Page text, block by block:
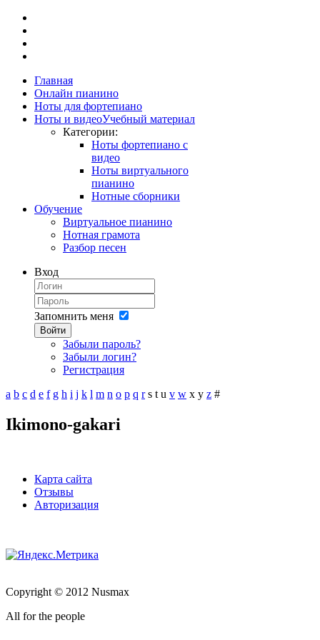
Главная
Онлайн пианино
Ноты для фортепиано
Ноты и видеоУчебный материал
Категории:
Ноты фортепиано с
видео
Ноты виртуального
пианино
Нотные сборники
Обучение
Виртуальное пианино
Нотная грамота
Разбор песен
Вход
Запомнить меня
Войти
Забыли пароль?
Забыли логин?
Регистрация
a b c d e f g h i j k l m n o p q r s t u v w x y z #
Ikimono-gakari
Карта сайта
Отзывы
Авторизация
Copyright © 2012 Nusmax
All for the people